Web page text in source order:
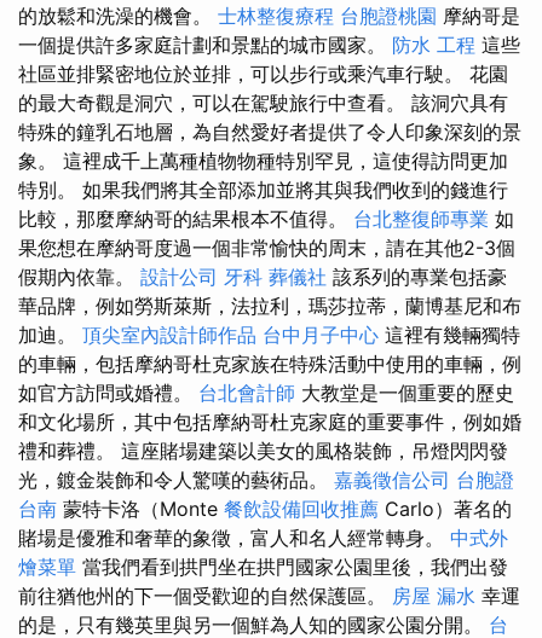
的放鬆和洗澡的機會。 士林整復療程 台胞證桃園 摩納哥是
一個提供許多家庭計劃和景點的城市國家。 防水 工程 這些
社區並排緊密地位於並排，可以步行或乘汽車行駛。 花園
的最大奇觀是洞穴，可以在駕駛旅行中查看。 該洞穴具有
特殊的鐘乳石地層，為自然愛好者提供了令人印象深刻的景
象。 這裡成千上萬種植物物種特別罕見，這使得訪問更加
特別。 如果我們將其全部添加並將其與我們收到的錢進行
比較，那麼摩納哥的結果根本不值得。 台北整復師專業 如
果您想在摩納哥度過一個非常愉快的周末，請在其他2-3個
假期內依靠。 設計公司 牙科 葬儀社 該系列的專業包括豪
華品牌，例如勞斯萊斯，法拉利，瑪莎拉蒂，蘭博基尼和布
加迪。 頂尖室內設計師作品 台中月子中心 這裡有幾輛獨特
的車輛，包括摩納哥杜克家族在特殊活動中使用的車輛，例
如官方訪問或婚禮。 台北會計師 大教堂是一個重要的歷史
和文化場所，其中包括摩納哥杜克家庭的重要事件，例如婚
禮和葬禮。 這座賭場建築以美女的風格裝飾，吊燈閃閃發
光，鍍金裝飾和令人驚嘆的藝術品。 嘉義徵信公司 台胞證
台南 蒙特卡洛（Monte 餐飲設備回收推薦 Carlo）著名的
賭場是優雅和奢華的象徵，富人和名人經常轉身。 中式外
燴菜單 當我們看到拱門坐在拱門國家公園里後，我們出發
前往猶他州的下一個受歡迎的自然保護區。 房屋 漏水 幸運
的是，只有幾英里與另一個鮮為人知的國家公園分開。 台